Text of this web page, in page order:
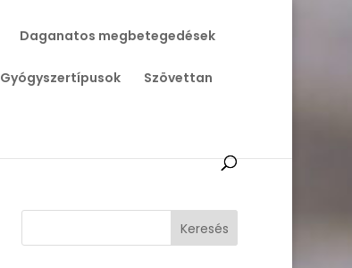
Daganatos megbetegedések
Gyógyszertípusok Szövettan
Keresés